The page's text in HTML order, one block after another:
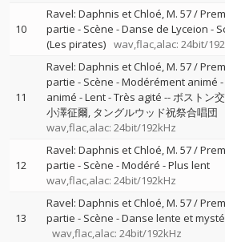
10
Ravel: Daphnis et Chloé, M. 57 /
partie - Scène - Danse de Lyceion -
(Les pirates) wav,flac,alac: 24bit/
11
Ravel: Daphnis et Chloé, M. 57 /
partie - Scène - Modérément animé -
animé - Lent - Très agité --ボストン
小澤征爾 タングルウッド祝祭合唱団
wav,flac,alac: 24bit/192kHz
12
Ravel: Daphnis et Chloé, M. 57 /
partie - Scène - Modéré - Plus lent
wav,flac,alac: 24bit/192kHz
13
Ravel: Daphnis et Chloé, M. 57 /
partie - Scène - Danse lente et
wav,flac,alac: 24bit/192kHz